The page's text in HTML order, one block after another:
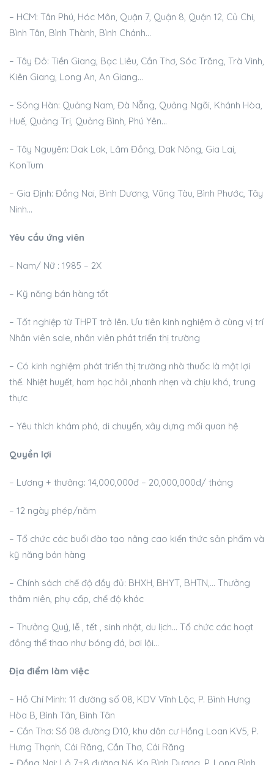
– HCM: Tân Phú, Hóc Môn, Quận 7, Quận 8, Quận 12, Củ Chi,
Bình Tân, Bình Thành, Bình Chánh…
– Tây Đô: Tiền Giang, Bạc Liêu, Cần Thơ, Sóc Trăng, Trà Vinh,
Kiên Giang, Long An, An Giang…
– Sông Hàn: Quảng Nam, Đà Nẵng, Quảng Ngãi, Khánh Hòa,
Huế, Quảng Trị, Quảng Bình, Phú Yên…
– Tây Nguyên: Dak Lak, Lâm Đồng, Dak Nông, Gia Lai,
KonTum
– Gia Định: Đồng Nai, Bình Dương, Vũng Tàu, Bình Phước, Tây
Ninh…
Yêu cầu ứng viên
– Nam/ Nữ : 1985 – 2X
– Kỹ năng bán hàng tốt
– Tốt nghiệp từ THPT trở lên. Ưu tiên kinh nghiệm ở cùng vị trí
Nhân viên sale, nhân viên phát triển thị trường
– Có kinh nghiệm phát triển thị trường nhà thuốc là một lợi
thế. Nhiệt huyết, ham học hỏi ,nhanh nhẹn và chịu khó, trung
thực
– Yêu thích khám phá, di chuyển, xây dựng mối quan hệ
Quyền lợi
– Lương + thưởng: 14,000,000đ – 20,000,000đ/ tháng
– 12 ngày phép/năm
– Tổ chức các buổi đào tạo nâng cao kiến thức sản phẩm và
kỹ năng bán hàng
– Chính sách chế độ đầy đủ: BHXH, BHYT, BHTN,… Thưởng
thâm niên, phụ cấp, chế độ khác
– Thưởng Quý, lễ , tết , sinh nhật, du lịch… Tổ chức các hoạt
đồng thể thao như bóng đá, bơi lội…
Địa điểm làm việc
– Hồ Chí Minh: 11 đường số 08, KDV Vĩnh Lộc, P. Bình Hưng
Hòa B, Bình Tân, Bình Tân
– Cần Thơ: Số 08 đường D10, khu dân cư Hồng Loan KV5, P.
Hưng Thạnh, Cái Răng, Cần Thơ, Cái Răng